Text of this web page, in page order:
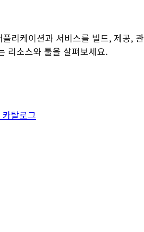
리케이션과 서비스를 빌드, 제공, 관
리소스와 툴을 살펴보세요.
탈로그